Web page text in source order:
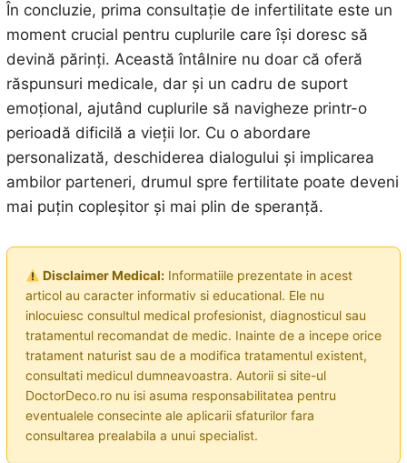
În concluzie, prima consultație de infertilitate este un
moment crucial pentru cuplurile care își doresc să
devină părinți. Această întâlnire nu doar că oferă
răspunsuri medicale, dar și un cadru de suport
emoțional, ajutând cuplurile să navigheze printr-o
perioadă dificilă a vieții lor. Cu o abordare
personalizată, deschiderea dialogului și implicarea
ambilor parteneri, drumul spre fertilitate poate deveni
mai puțin copleșitor și mai plin de speranță.
Disclaimer Medical:Informatiile prezentate in acest
articol au caracter informativ si educational. Ele nu
inlocuiesc consultul medical profesionist, diagnosticul sau
tratamentul recomandat de medic. Inainte de a incepe orice
tratament naturist sau de a modifica tratamentul existent,
consultati medicul dumneavoastra. Autorii si site-ul
DoctorDeco.ro nu isi asuma responsabilitatea pentru
eventualele consecinte ale aplicarii sfaturilor fara
consultarea prealabila a unui specialist.